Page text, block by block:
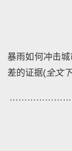
暴雨如何冲击
差的证据(全文
………